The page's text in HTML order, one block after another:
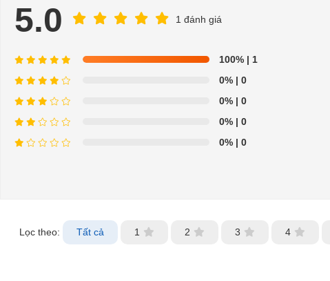
5.0 1 đánh giá
100%| 1
0%| 0
0%| 0
0%| 0
0%| 0
Lọc theo: Tất cả 1 2 3 4